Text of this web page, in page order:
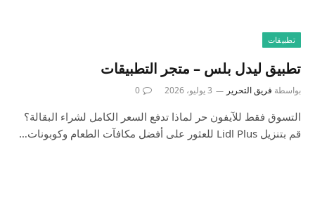
تطبيقات
تطبيق ليدل بلس – متجر التطبيقات
بواسطة فريق التحرير 3 يوليو، 2026 0
التسوق فقط للآيفون حر لماذا تدفع السعر الكامل لشراء البقالة؟
قم بتنزيل Lidl Plus للعثور على أفضل مكافآت الطعام وكوبونات…